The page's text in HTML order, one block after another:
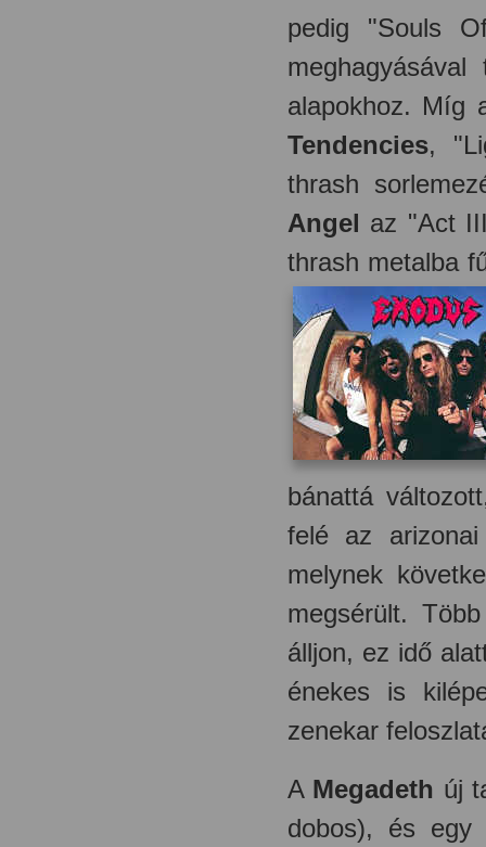
pedig "Souls
alapokhoz. Míg
Tendencies,
thrash
Angel az "Act
thrash metalba
bánattá
felé az
melynek
megsérült.
álljon, ez idő
énekes is
zenekar
A Megadeth új
dobos), és egy